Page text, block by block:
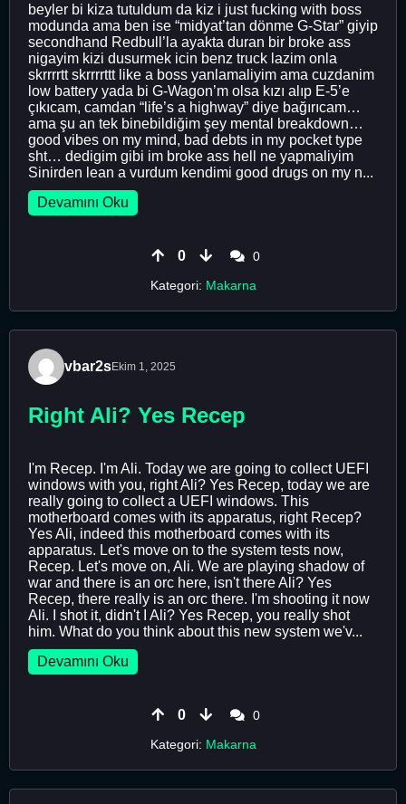
beyler bi kiza tutuldum da kiz i just fucking with boss
modunda ama ben ise “midyat’tan dönme G-Star” giyip
secondhand Redbull’la ayakta duran bir broke ass
nigayim kizi dusurmek icin benz truck lazim onla
skrrrrtt skrrrrttt like a boss yanlamaliyim ama cuzdanim
low battery yada bi G-Wagon’m olsa kızı alıp E-5’e
çıkıcam, camdan “life’s a highway” diye bağırıcam…
ama şu an tek binebildiğim şey mental breakdown…
good vibes on my mind, bad debts in my pocket type
sht… dedigim gibi im broke ass hell ne yapmaliyim
Sinirden lean a vurdum kendimi good drugs on my n...
Devamını Oku
0
0
Kategori: Makarna
vbar2sEkim 1, 2025
Right Ali? Yes Recep
I'm Recep. I'm Ali. Today we are going to collect UEFI
windows with you, right Ali? Yes Recep, today we are
really going to collect a UEFI windows. This
motherboard comes with its apparatus, right Recep?
Yes Ali, indeed this motherboard comes with its
apparatus. Let's move on to the system tests now,
Recep. Let's move on, Ali. We are playing shadow of
war and there is an orc here, isn't there Ali? Yes
Recep, there really is an orc there. I'm shooting it now
Ali. I shot it, didn't I Ali? Yes Recep, you really shot
him. What do you think about this new system we'v...
Devamını Oku
0
0
Kategori: Makarna